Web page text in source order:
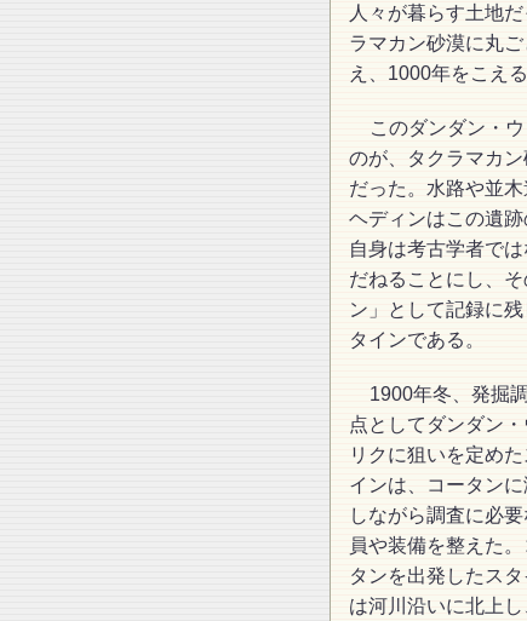
人々が暮らす土地
ラマカン砂漠に丸
え、1000年をこえ
このダンダン・
のが、タクラマカ
だった。水路や並
ヘディンはこの遺
自身は考古学者で
だねることにし、
ン」として記録に
タインである。
1900年冬、発掘
点としてダンダン・
リクに狙いを定めた
インは、コータンに
しながら調査に必要
員や装備を整えた。
タンを出発したスタ
は河川沿いに北上